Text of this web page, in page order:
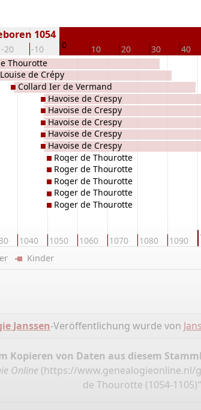
-20 -10 0 10 20 30 40
1054
1040 1050 1060 1070 1080 1090
Thourotte
Louise de Crépy
Collard Ier de Vermand
Havoise de Crespy
Havoise de Crespy
Havoise de Crespy
Havoise de Crespy
Havoise de Crespy
Roger de Thourotte
Roger de Thourotte
Roger de Thourotte
Roger de Thourotte
Roger de Thourotte
Kinder
Janssen-Veröffentlichung wurde von
Kopieren von Daten aus diesem
Online (https://www.genealogieonline.nl/
de Thourotte (1054-